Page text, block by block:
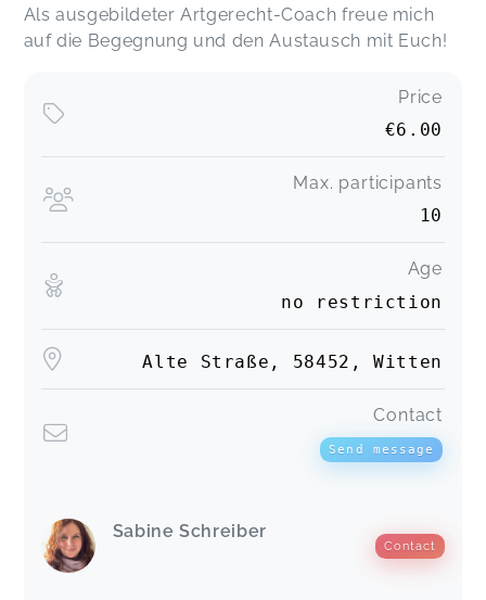
Als ausgebildeter Artgerecht-Coach freue mich
auf die Begegnung und den Austausch mit Euch!
Price
€6.00
Max. participants
10
Age
no restriction
Alte Straße, 58452, Witten
Contact
Send message
Sabine Schreiber
Contact